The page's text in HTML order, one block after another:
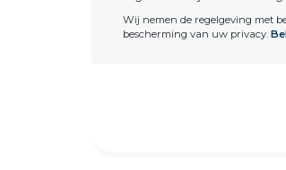
Wij nemen de regelgeving met
bescherming van uw privacy.